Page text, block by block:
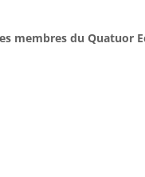
membres du Quatuor